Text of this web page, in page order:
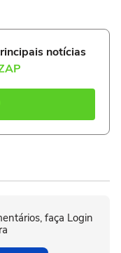
notícias
faça Login